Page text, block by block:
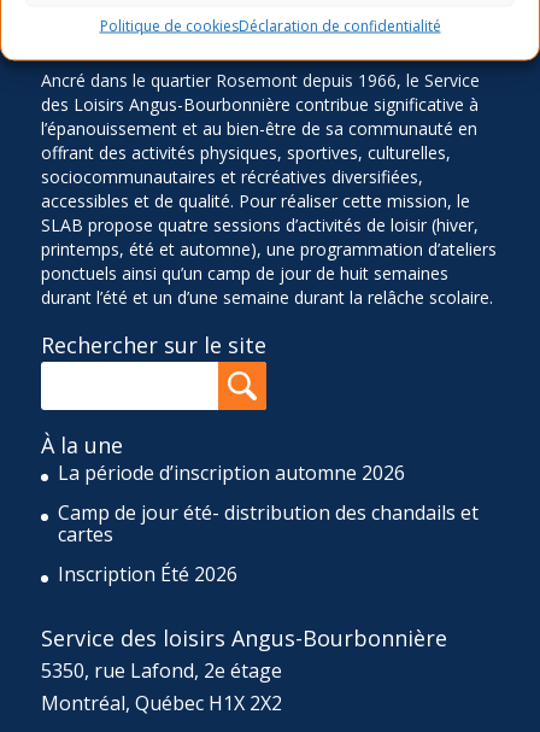
Politique de cookiesDéclaration de confidentialité
LA MISSION
Ancré dans le quartier Rosemont depuis 1966, le Service
des Loisirs Angus-Bourbonnière contribue significative à
l’épanouissement et au bien-être de sa communauté en
offrant des activités physiques, sportives, culturelles,
sociocommunautaires et récréatives diversifiées,
accessibles et de qualité. Pour réaliser cette mission, le
SLAB propose quatre sessions d’activités de loisir (hiver,
printemps, été et automne), une programmation d’ateliers
ponctuels ainsi qu’un camp de jour de huit semaines
durant l’été et un d’une semaine durant la relâche scolaire.
Rechercher sur le site
À la une
La période d’inscription automne 2026
Camp de jour été- distribution des chandails et
cartes
Inscription Été 2026
Service des loisirs Angus-Bourbonnière
5350, rue Lafond, 2e étage
Montréal, Québec H1X 2X2